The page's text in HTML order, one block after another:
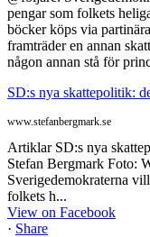
pengar som folkets
böcker köps via
framträder en annan
någon annan stå för
SD:s nya skattepolitik:
www.stefanbergmark.se
Artiklar SD:s nya
Stefan Bergmark Foto:
Sverigedemokraterna
folkets h...
View on Facebook
· Share